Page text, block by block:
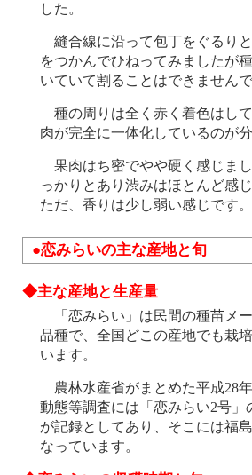
した。
縫合線に沿って包丁をぐるり
をつかんでひねってみましたが
いていて割ることはできませんで
種の周りは全く赤く着色はし
肉が完全に一体化しているのが分
果肉はち密でやや硬く感じま
っかりとあり渋みはほとんど感
ただ、香りは少し弱い感じです。
●恋みらいの主な産地と旬
◆主な産地と生産量
「恋みらい」は民間の種苗メ
品種で、全国どこの産地でも栽
います。
農林水産省がまとめた平成28
動態等調査には「恋みらい2号」
が記録としてあり、そこには福
なっています。